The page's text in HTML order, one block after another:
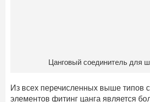
Цанговый соединитель для
Из всех перечисленных выше типов
элементов фитинг цанга является